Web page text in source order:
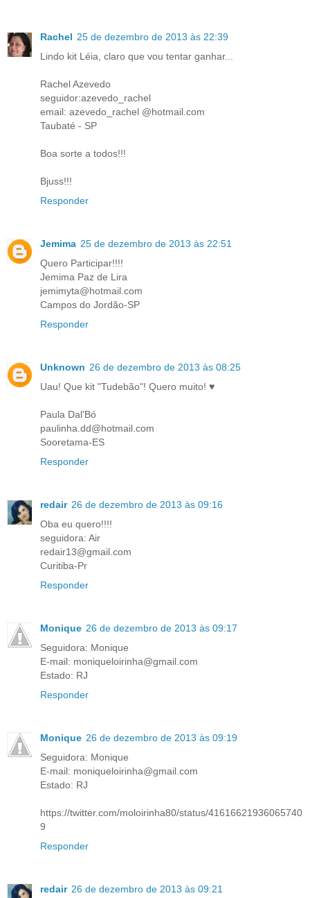
Rachel 25 de dezembro de 2013 às 22:39
Lindo kit Léia, claro que vou tentar ganhar...
Rachel Azevedo
seguidor:azevedo_rachel
email: azevedo_rachel @hotmail.com
Taubaté - SP
Boa sorte a todos!!!
Bjuss!!!
Responder
Jemima 25 de dezembro de 2013 às 22:51
Quero Participar!!!!
Jemima Paz de Lira
jemimyta@hotmail.com
Campos do Jordão-SP
Responder
Unknown 26 de dezembro de 2013 às 08:25
Uau! Que kit "Tudebão"! Quero muito! ♥
Paula Dal'Bó
paulinha.dd@hotmail.com
Sooretama-ES
Responder
redair 26 de dezembro de 2013 às 09:16
Oba eu quero!!!!
seguidora: Air
redair13@gmail.com
Curitiba-Pr
Responder
Monique 26 de dezembro de 2013 às 09:17
Seguidora: Monique
E-mail: moniqueloirinha@gmail.com
Estado: RJ
Responder
Monique 26 de dezembro de 2013 às 09:19
Seguidora: Monique
E-mail: moniqueloirinha@gmail.com
Estado: RJ
https://twitter.com/moloirinha80/status/41616621936065740
9
Responder
redair 26 de dezembro de 2013 às 09:21